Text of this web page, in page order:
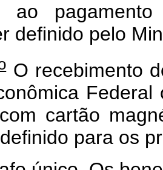
ao
definido pelo
O recebimento
cartão
para os